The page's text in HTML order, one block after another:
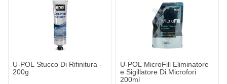
U-POL Stucco Di Rifinitura -
200g
U-POL MicroFill Eliminatore
e Sigillatore Di Microfori
200ml